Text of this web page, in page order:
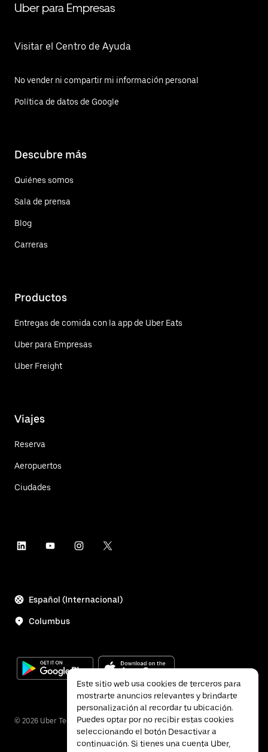
Uber para Empresas
Visitar el Centro de Ayuda
No vender ni compartir mi información personal
Política de datos de Google
Descubre más
Quiénes somos
Sala de prensa
Blog
Carreras
Productos
Entregas de comida con la app de Uber Eats
Uber para Empresas
Uber Freight
Viajes
Reserva
Aeropuertos
Ciudades
Español (Internacional)
Columbus
© 2026 Uber Technologies Inc.
Este sitio web usa cookies de terceros para
mostrarte anuncios relevantes y brindarte
personalización al recordar tu ubicación.
Puedes optar por no recibir estas cookies
seleccionando el botón Desactivar a
continuación. Si tienes una cuenta Uber,